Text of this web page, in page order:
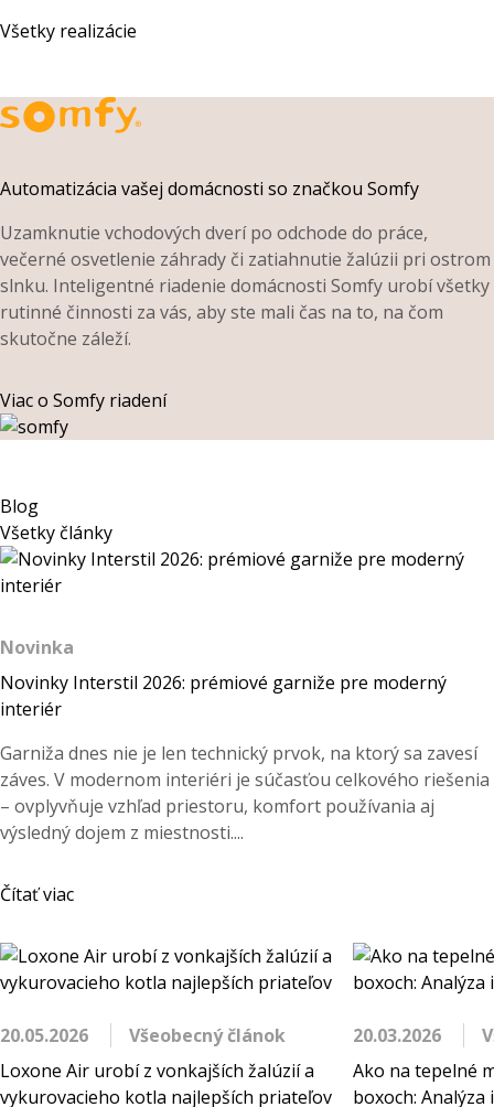
Všetky realizácie
Automatizácia vašej domácnosti so značkou Somfy
Uzamknutie vchodových dverí po odchode do práce,
večerné osvetlenie záhrady či zatiahnutie žalúzii pri ostrom
slnku. Inteligentné riadenie domácnosti Somfy urobí všetky
rutinné činnosti za vás, aby ste mali čas na to, na čom
skutočne záleží.
Viac o Somfy riadení
Blog
Všetky články
Novinka
Novinky Interstil 2026: prémiové garniže pre moderný
interiér
Garniža dnes nie je len technický prvok, na ktorý sa zavesí
záves. V modernom interiéri je súčasťou celkového riešenia
– ovplyvňuje vzhľad priestoru, komfort používania aj
výsledný dojem z miestnosti....
Čítať viac
20.05.2026
Všeobecný článok
Loxone Air urobí z vonkajších žalúzií a
vykurovacieho kotla najlepších priateľov
20.03.2026
Ako na tepelné
boxoch: